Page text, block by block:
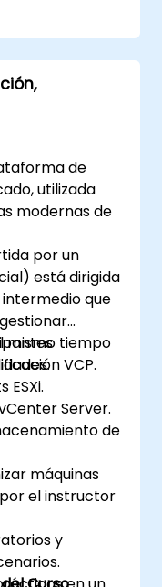
avanzadas
y la
en un
y
las
y aplicar
de
utilizada
modernas de
por un
está dirigida
que
mismo tiempo
VCP.
Server.
de
máquinas
el instructor
y